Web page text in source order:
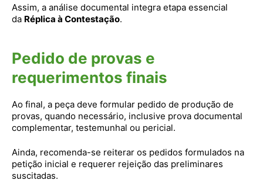
Assim, a análise documental integra etapa essencial
da Réplica à Contestação.
Pedido de provas e
requerimentos finais
Ao final, a peça deve formular pedido de produção de
provas, quando necessário, inclusive prova documental
complementar, testemunhal ou pericial.
Ainda, recomenda-se reiterar os pedidos formulados na
petição inicial e requerer rejeição das preliminares
suscitadas.